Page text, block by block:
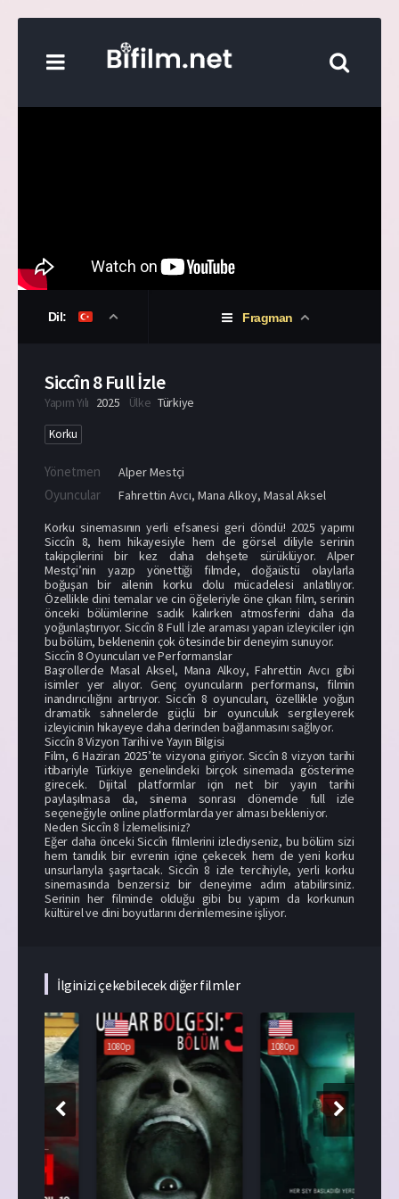
Dil: Fragman
Siccîn 8 Full İzle
Yapım Yılı 2025 Ülke Türkiye
Korku
Yönetmen Alper Mestçi
Oyuncular Fahrettin Avcı, Mana Alkoy, Masal Aksel
Korku sinemasının yerli efsanesi geri döndü! 2025 yapımı
Siccîn 8, hem hikayesiyle hem de görsel diliyle serinin
takipçilerini bir kez daha dehşete sürüklüyor. Alper
Mestçi’nin yazıp yönettiği filmde, doğaüstü olaylarla
boğuşan bir ailenin korku dolu mücadelesi anlatılıyor.
Özellikle dini temalar ve cin öğeleriyle öne çıkan film, serinin
önceki bölümlerine sadık kalırken atmosferini daha da
yoğunlaştırıyor. Siccîn 8 Full İzle araması yapan izleyiciler için
bu bölüm, beklenenin çok ötesinde bir deneyim sunuyor.
Siccîn 8 Oyuncuları ve Performanslar
Başrollerde Masal Aksel, Mana Alkoy, Fahrettin Avcı gibi
isimler yer alıyor. Genç oyuncuların performansı, filmin
inandırıcılığını artırıyor. Siccîn 8 oyuncuları, özellikle yoğun
dramatik sahnelerde güçlü bir oyunculuk sergileyerek
izleyicinin hikayeye daha derinden bağlanmasını sağlıyor.
Siccîn 8 Vizyon Tarihi ve Yayın Bilgisi
Film, 6 Haziran 2025’te vizyona giriyor. Siccîn 8 vizyon tarihi
itibariyle Türkiye genelindeki birçok sinemada gösterime
girecek. Dijital platformlar için net bir yayın tarihi
paylaşılmasa da, sinema sonrası dönemde full izle
seçeneğiyle online platformlarda yer alması bekleniyor.
Neden Siccîn 8 İzlemelisiniz?
Eğer daha önceki Siccîn filmlerini izlediyseniz, bu bölüm sizi
hem tanıdık bir evrenin içine çekecek hem de yeni korku
unsurlarıyla şaşırtacak. Siccîn 8 izle tercihiyle, yerli korku
sinemasında benzersiz bir deneyime adım atabilirsiniz.
Serinin her filminde olduğu gibi bu yapım da korkunun
kültürel ve dini boyutlarını derinlemesine işliyor.
İlginizi çekebilecek diğer filmler
1080p 1080p